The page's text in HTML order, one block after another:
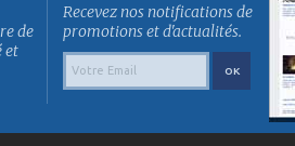
de
et
Recevez nos notifications de
promotions et d'actualités.